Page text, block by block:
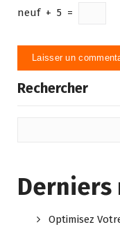
neuf + 5 =
Rechercher
Derniers
Optimisez